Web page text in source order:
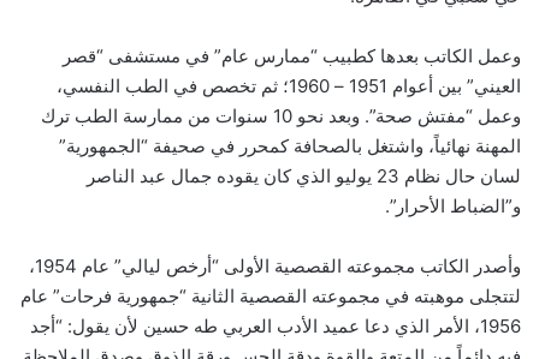
وعمل الكاتب بعدها كطبيب “ممارس عام” في مستشفى “قصر
العيني” بين أعوام 1951 – 1960؛ ثم تخصص في الطب النفسي،
وعمل “مفتش صحة”. وبعد نحو 10 سنوات من ممارسة الطب ترك
المهنة نهائياً، واشتغل بالصحافة كمحرر في صحيفة “الجمهورية”
لسان حال نظام 23 يوليو الذي كان يقوده جمال عبد الناصر
و”الضباط الأحرار”.
وأصدر الكاتب مجموعته القصصية الأولى “أرخص ليالي” عام 1954،
لتتجلى موهبته في مجموعته القصصية الثانية “جمهورية فرحات” عام
1956، الأمر الذي دعا عميد الأدب العربي طه حسين لأن يقول: “أجد